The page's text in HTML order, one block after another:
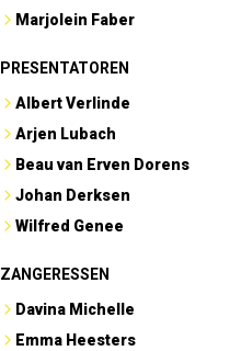
Marjolein Faber
PRESENTATOREN
Albert Verlinde
Arjen Lubach
Beau van Erven Dorens
Johan Derksen
Wilfred Genee
ZANGERESSEN
Davina Michelle
Emma Heesters